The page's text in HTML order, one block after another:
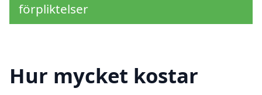
förpliktelser
Hur mycket kostar